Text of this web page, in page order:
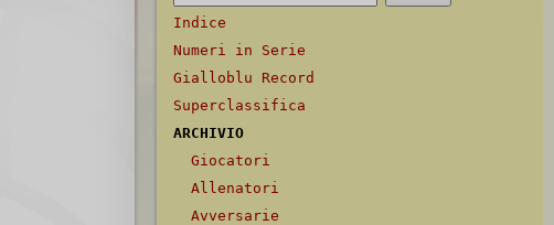
Indice
Numeri in Serie
Gialloblu Record
Superclassifica
ARCHIVIO
Giocatori
Allenatori
Avversarie